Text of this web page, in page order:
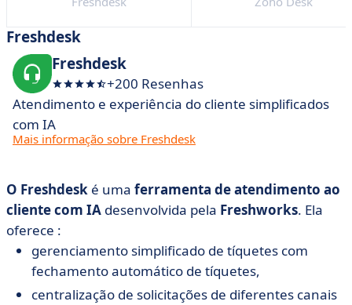
Freshdesk
Freshdesk
+200 Resenhas
Atendimento e experiência do cliente simplificados
com IA
Mais informação sobre Freshdesk
O Freshdesk é uma ferramenta de atendimento ao
cliente com IA desenvolvida pela Freshworks. Ela
oferece :
gerenciamento simplificado de tíquetes com
fechamento automático de tíquetes,
centralização de solicitações de diferentes canais